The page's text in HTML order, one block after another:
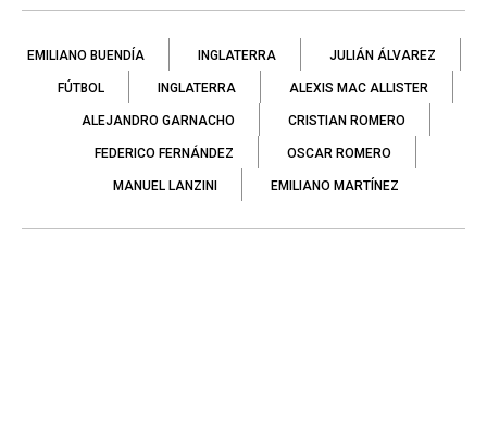
EMILIANO BUENDÍA INGLATERRA JULIÁN ÁLVAREZ
FÚTBOL INGLATERRA ALEXIS MAC ALLISTER
ALEJANDRO GARNACHO CRISTIAN ROMERO
FEDERICO FERNÁNDEZ OSCAR ROMERO
MANUEL LANZINI EMILIANO MARTÍNEZ